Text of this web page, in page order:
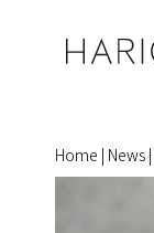
Home | News |